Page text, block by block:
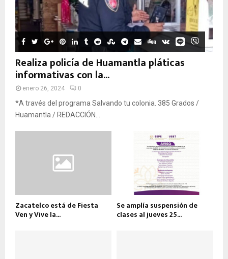
Realiza policía de Huamantla pláticas
informativas con la...
enero 26, 2024 0
*A través del programa Salvando tu colonia. 385 Grados /
Huamantla / REDACCIÓN...
Zacatelco está de Fiesta
Ven y Vive la...
Se amplía suspensión de
clases al jueves 25...